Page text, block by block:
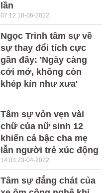
lần
07:12 18-06-2022
Ngọc Trinh tâm sự về
sự thay đổi tích cực
gần đây: 'Ngày càng
cởi mở, không còn
khép kín như xưa'
Tâm sự vỏn vẹn vài
chữ của nữ sinh 12
khiến cả bậc cha mẹ
lẫn người trẻ xúc động
14:03 23-04-2022
Tâm sự đắng chát của